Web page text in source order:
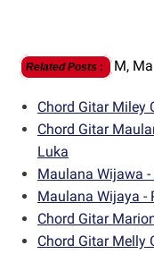
Related Posts : M,
Chord Gitar Miley
Chord Gitar
Luka
Maulana Wijawa
Maulana Wijaya -
Chord Gitar
Chord Gitar Melly